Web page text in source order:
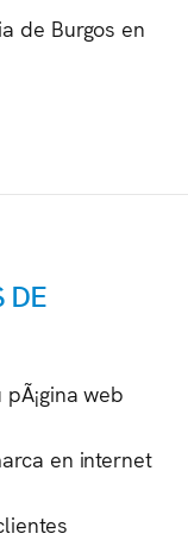
de Burgos en
DE
web
en internet